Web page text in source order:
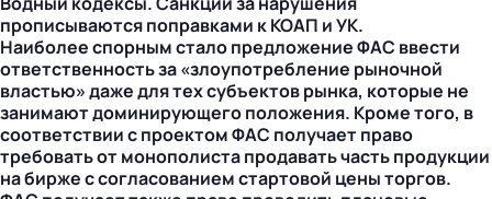
прописываются поправками к КОАП и УК.
Наиболее спорным стало предложение ФАС ввести
ответственность за «злоупотребление рыночной
властью» даже для тех субъектов рынка, которые не
занимают доминирующего положения. Кроме того, в
соответствии с проектом ФАС получает право
требовать от монополиста продавать часть продукции
на бирже с согласованием стартовой цены торгов.